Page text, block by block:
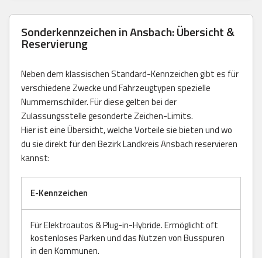
Sonderkennzeichen in Ansbach: Übersicht &
Reservierung
Neben dem klassischen Standard-Kennzeichen gibt es für
verschiedene Zwecke und Fahrzeugtypen spezielle
Nummernschilder. Für diese gelten bei der
Zulassungsstelle gesonderte Zeichen-Limits.
Hier ist eine Übersicht, welche Vorteile sie bieten und wo
du sie direkt für den Bezirk Landkreis Ansbach reservieren
kannst:
E-Kennzeichen
Für Elektroautos & Plug-in-Hybride. Ermöglicht oft
kostenloses Parken und das Nutzen von Busspuren
in den Kommunen.